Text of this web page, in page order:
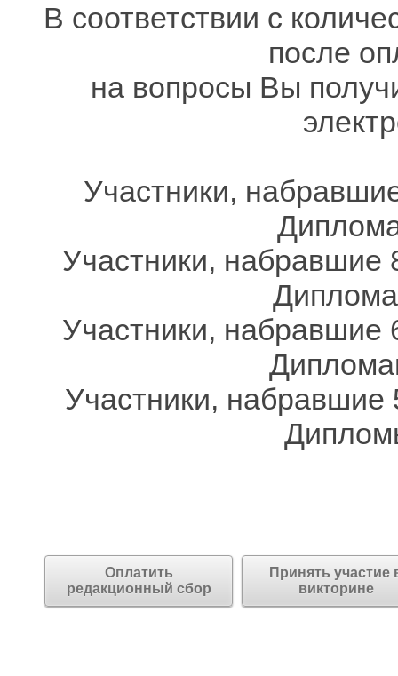
В соответствии с
после
на вопросы Вы
Участники,
Участники, набравшие
Участники, набравшие
Участники,
Оплатить
редакционный сбор
Принять участие
викторине